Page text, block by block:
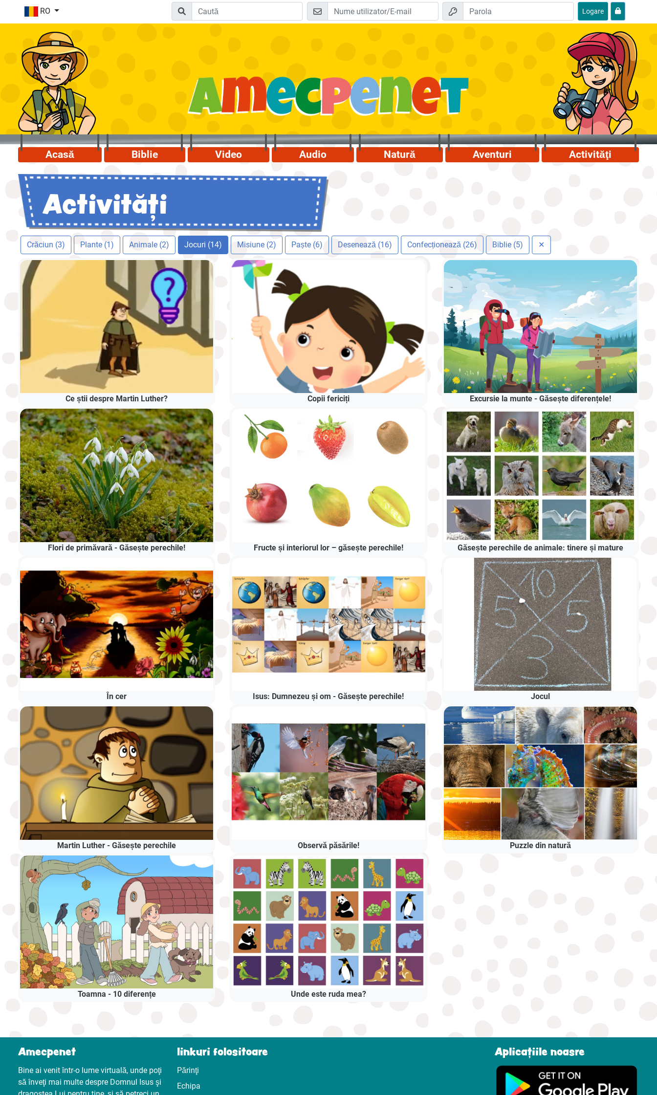
RO Logare
Acasă Biblie Video Audio Natură Aventuri Activităţi
Activităţi
Crăciun (3) Plante (1) Animale (2) Jocuri (14) Misiune (2) Paște (6) Desenează (16) Confecționează (26) Biblie (5) ✕
Ce știi despre Martin Luther? Copii fericiți Excursie la munte - Găsește diferențele!
Flori de primăvară - Găsește perechile! Fructe și interiorul lor – găsește perechile! Găsește perechile de animale: tinere și mature
În cer Isus: Dumnezeu și om - Găsește perechile! Jocul
Martin Luther - Găsește perechile Observă păsările! Puzzle din natură
Toamna - 10 diferențe Unde este ruda mea?
Amecpenet
Bine ai venit într-o lume virtuală, unde poţi
să înveţi mai multe despre Domnul Isus şi
linkuri folositoare
Părinţi
Echipa
Aplicațiile noasre